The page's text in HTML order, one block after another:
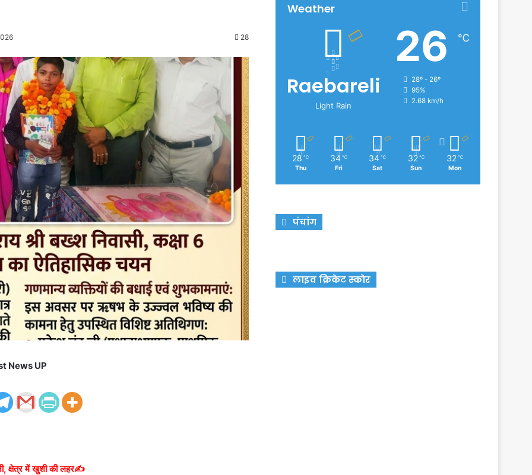
28
News UP
क्षेत्र में खुशी की लहर✍️
Weather
Raebareli
Light Rain
26 ℃
28º - 26º
95%
2.68 km/h
28 ℃
Thu
34 ℃
Fri
34 ℃
Sat
32 ℃
Sun
32 ℃
Mon
पंचांग
लाइव क्रिकेट स्कोर